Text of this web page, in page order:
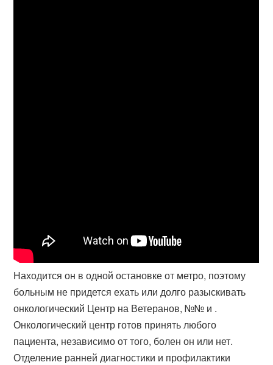
Находится он в одной остановке от метро, поэтому
больным не придется ехать или долго разыскивать
онкологический Центр на Ветеранов, №№ и .
Онкологический центр готов принять любого
пациента, независимо от того, болен он или нет.
Отделение ранней диагностики и профилактики